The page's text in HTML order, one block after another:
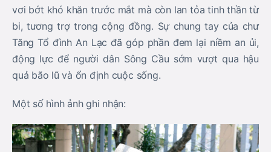
vơi bớt khó khăn trước mắt mà còn lan tỏa tinh thần từ
bi, tương trợ trong cộng đồng. Sự chung tay của chư
Tăng Tổ đình An Lạc đã góp phần đem lại niềm an ủi,
động lực để người dân Sông Cầu sớm vượt qua hậu
quả bão lũ và ổn định cuộc sống.
Một số hình ảnh ghi nhận: